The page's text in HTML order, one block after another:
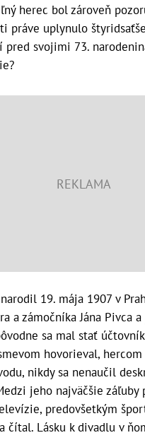
herec bol zároveň
práve uplynulo
pred svojimi 73.
19. mája 1907 v
a zámočníka Jána Pivca
sa mal stať
hovorieval,
nikdy sa nenaučil
jeho najväčšie záľuby
predovšetkým
čítal. Lásku k divadlu v